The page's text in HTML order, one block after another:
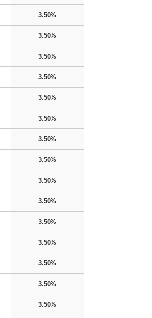
3.50%
3.50%
3.50%
3.50%
3.50%
3.50%
3.50%
3.50%
3.50%
3.50%
3.50%
3.50%
3.50%
3.50%
3.50%